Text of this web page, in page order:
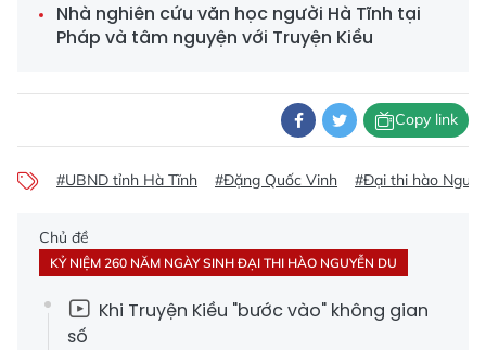
Nhà nghiên cứu văn học người Hà Tĩnh tại
Pháp và tâm nguyện với Truyện Kiều
Copy link
#UBND tỉnh Hà Tĩnh #Đặng Quốc Vinh #Đại thi hào
Chủ đề
KỶ NIỆM 260 NĂM NGÀY SINH ĐẠI THI HÀO NGUYỄN DU
Khi Truyện Kiều "bước vào" không gian
số